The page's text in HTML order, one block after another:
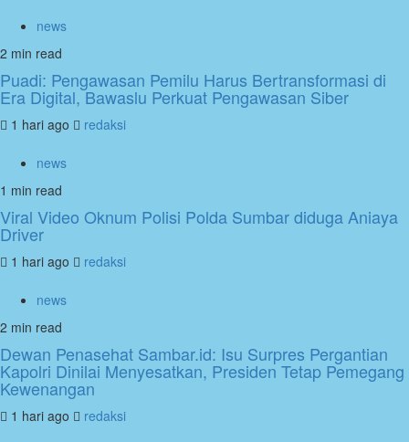
news
2 min read
Puadi: Pengawasan Pemilu Harus Bertransformasi di
Era Digital, Bawaslu Perkuat Pengawasan Siber
1 hari ago redaksi
news
1 min read
Viral Video Oknum Polisi Polda Sumbar diduga Aniaya
Driver
1 hari ago redaksi
news
2 min read
Dewan Penasehat Sambar.id: Isu Surpres Pergantian
Kapolri Dinilai Menyesatkan, Presiden Tetap Pemegang
Kewenangan
1 hari ago redaksi